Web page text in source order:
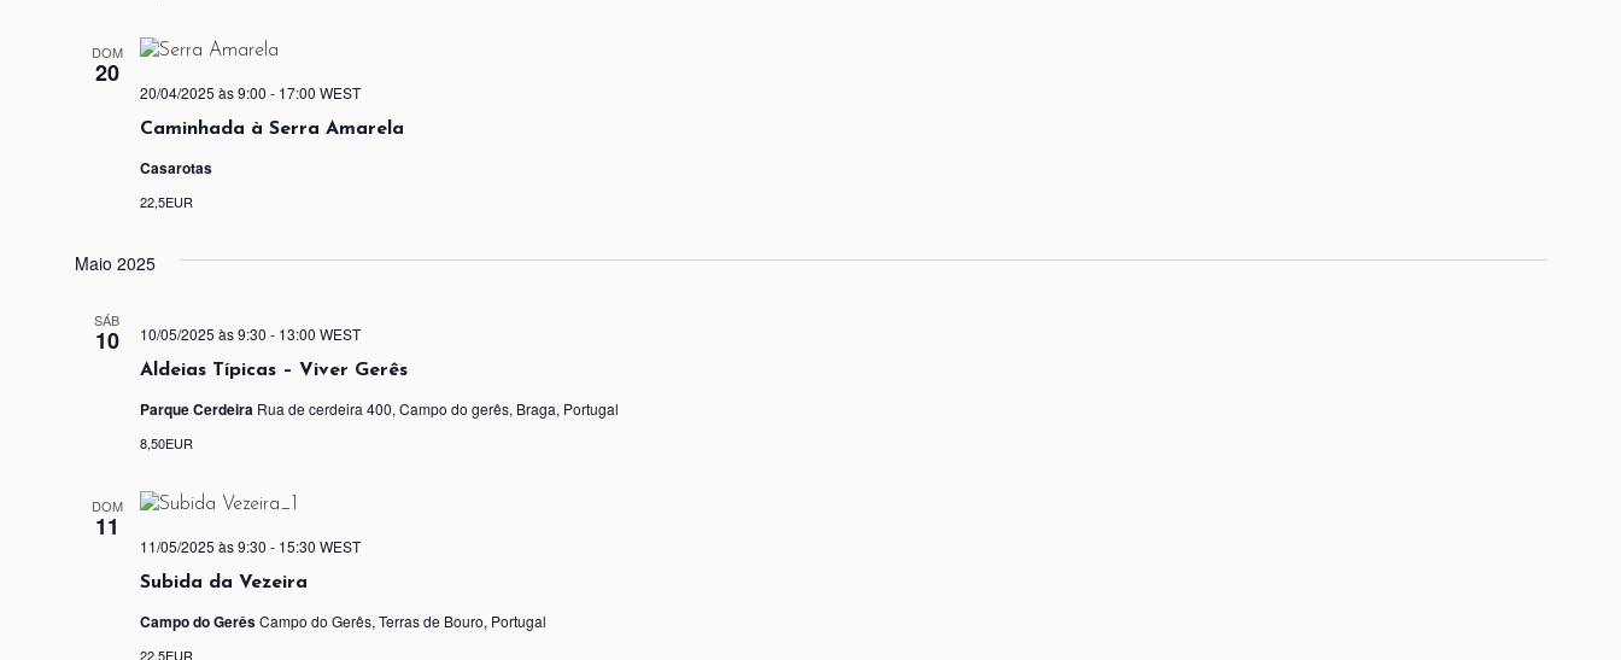
DOM
20
Caminhada à Serra Amarela
20/04/2025 às 9:00 - 17:00 WEST
Casarotas
22,5EUR
Maio 2025
SÁB
10
Aldeias Típicas – Viver Gerês
10/05/2025 às 9:30 - 13:00 WEST
Parque Cerdeira Rua de cerdeira 400, Campo do gerês, Braga, Portugal
8,50EUR
DOM
11
Subida da Vezeira
11/05/2025 às 9:30 - 15:30 WEST
Campo do GerêsCampo do Gerês, Terras de Bouro, Portugal
22,5EUR